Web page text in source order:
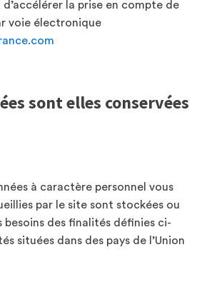
la prise en compte de
voie électronique
sont elles conservées
à caractère personnel vous
par le site sont stockées ou
besoins des finalités définies ci-
situées dans des pays de l’Union